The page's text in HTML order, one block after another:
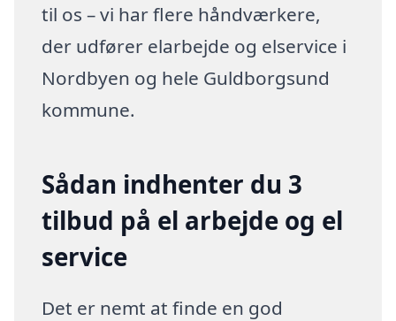
til os – vi har flere håndværkere,
der udfører elarbejde og elservice i
Nordbyen og hele Guldborgsund
kommune.
Sådan indhenter du 3
tilbud på el arbejde og el
service
Det er nemt at finde en god